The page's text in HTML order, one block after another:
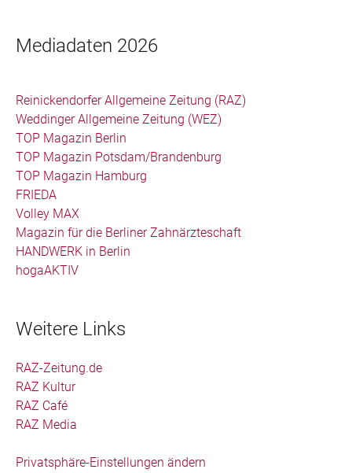
Mediadaten 2026
Reinickendorfer Allgemeine Zeitung (RAZ)
Weddinger Allgemeine Zeitung (WEZ)
TOP Magazin Berlin
TOP Magazin Potsdam/Brandenburg
TOP Magazin Hamburg
FRIEDA
Volley MAX
Magazin für die Berliner Zahnärzteschaft
HANDWERK in Berlin
hogaAKTIV
Weitere Links
RAZ-Zeitung.de
RAZ Kultur
RAZ Café
RAZ Media
Privatsphäre-Einstellungen ändern